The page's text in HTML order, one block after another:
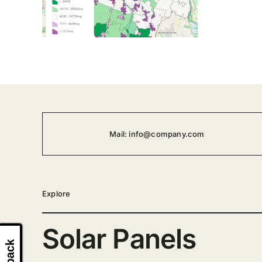
Mail: info@company.com
Explore
Solar Panels